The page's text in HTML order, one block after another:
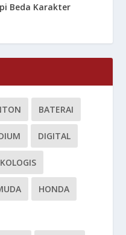
Beda Karakter
BATERAI
DIGITAL
HONDA